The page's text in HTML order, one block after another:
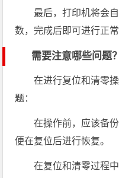
最后，打印机将会
数，完成后即可进行正常
需要注意哪些问题？
在进行复位和清零
题：
在操作前，应该备
便在复位后进行恢复。
在复位和清零过程